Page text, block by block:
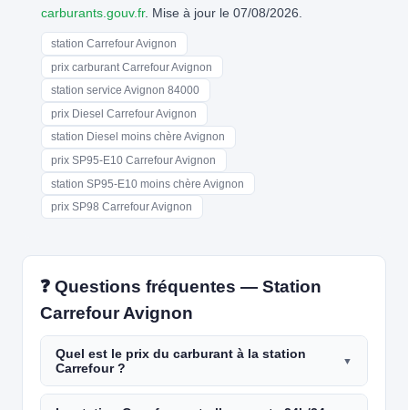
carburants.gouv.fr. Mise à jour le 07/08/2026.
station Carrefour Avignon
prix carburant Carrefour Avignon
station service Avignon 84000
prix Diesel Carrefour Avignon
station Diesel moins chère Avignon
prix SP95-E10 Carrefour Avignon
station SP95-E10 moins chère Avignon
prix SP98 Carrefour Avignon
❓ Questions fréquentes — Station
Carrefour Avignon
Quel est le prix du carburant à la station
Carrefour ?